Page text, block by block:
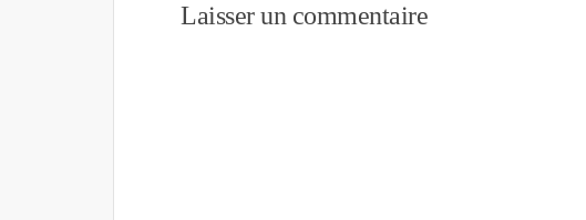
Laisser un commentaire